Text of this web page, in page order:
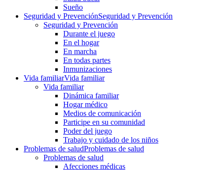
Sueño
Seguridad y PrevenciónSeguridad y Prevención
Seguridad y Prevención
Durante el juego
En el hogar
En marcha
En todas partes
Inmunizaciones
Vida familiarVida familiar
Vida familiar
Dinámica familiar
Hogar médico
Medios de comunicación
Participe en su comunidad
Poder del juego
Trabajo y cuidado de los niños
Problemas de saludProblemas de salud
Problemas de salud
Afecciones médicas